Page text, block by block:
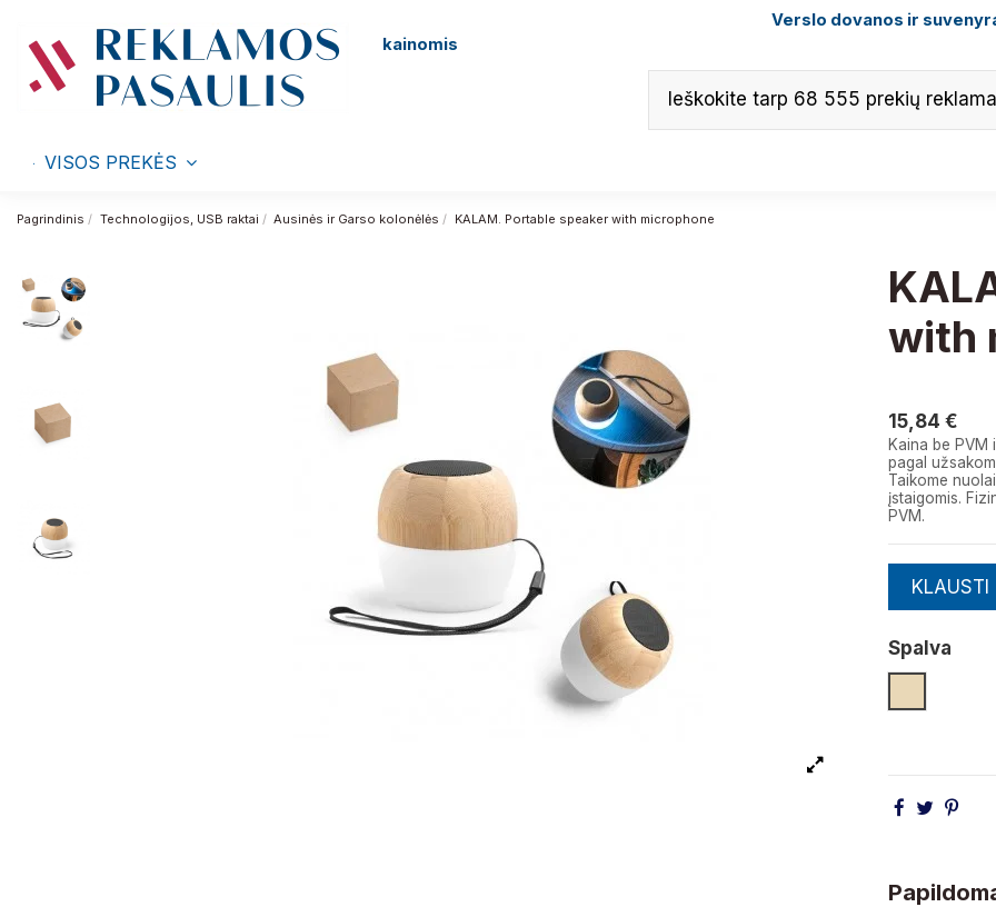
Verslo dovanos ir
kainomis
VISOS PREKĖS
Pagrindinis Technologijos, USB raktai Ausinės ir Garso kolonėlės KALAM. Portable speaker with microphone
with
15,84 €
Kaina be
pagal
Taikome
įstaigomis.
PVM.
KLAUSTI
Spalva